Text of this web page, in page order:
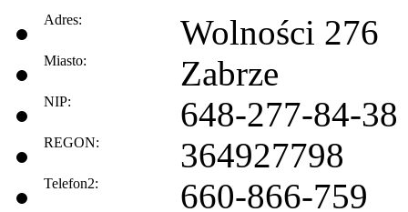
Adres: Wolności 276
Miasto: Zabrze
NIP: 648-277-84-38
REGON: 364927798
Telefon2: 660-866-759